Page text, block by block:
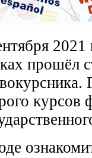
прошёл
курсов